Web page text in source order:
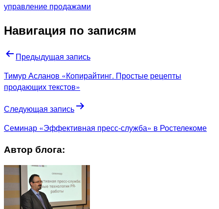
управление продажами
Навигация по записям
Предыдущая запись
Тимур Асланов «Копирайтинг. Простые рецепты
продающих текстов»
Следующая запись
Семинар «Эффективная пресс-служба» в Ростелекоме
Автор блога: